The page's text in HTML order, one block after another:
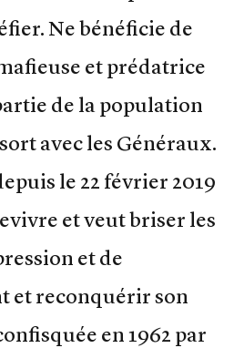
Ne bénéficie de
et prédatrice
de la population
avec les Généraux.
le 22 février 2019
et veut briser les
et de
et reconquérir son
en 1962 par